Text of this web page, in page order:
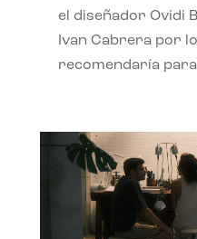
el diseñador Ovidi
Ivan Cabrera por
recomendaría para